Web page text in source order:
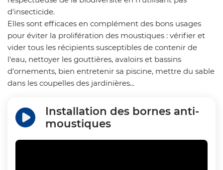
d'insecticide.
Elles sont efficaces en complément des bons usages
pour éviter la prolifération des moustiques : vérifier et
vider tous les récipients susceptibles de contenir de
l'eau, nettoyer les gouttières, avaloirs et bassins
d'ornements, bien entretenir sa piscine, mettre du sable
dans les coupelles des jardinières...
Installation des bornes anti-
moustiques